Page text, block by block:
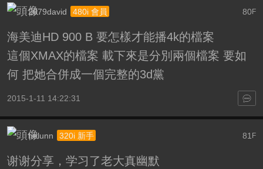
80F
2079david 480i 會員
海美迪HD 900 B 要怎樣才能播4k的檔案
這個XMAX的檔案 載下來是分別兩個檔案 要如
何 把她合併成一個完整的3d黨
2015-1-11 14:22:31
81 F
helunn 320i 新手
谢谢分享，学习了老大真幽默